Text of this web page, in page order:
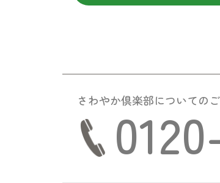
さわやか倶楽部についての